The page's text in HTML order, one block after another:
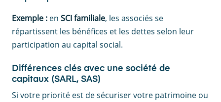
Exemple : en SCI familiale, les associés se
répartissent les bénéfices et les dettes selon leur
participation au capital social.
Différences clés avec une société de
capitaux (SARL, SAS)
Si votre priorité est de sécuriser votre patrimoine ou